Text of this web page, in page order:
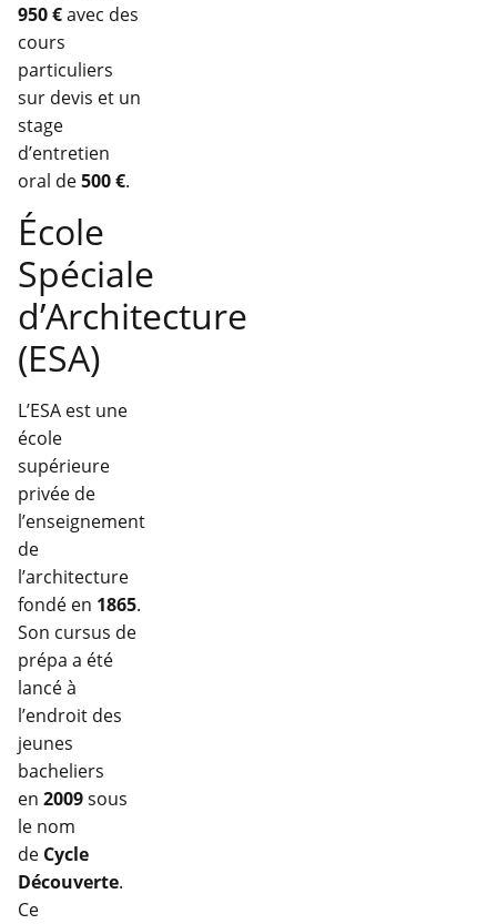
950 €avec des
cours
particuliers
sur devis et un
stage
d’entretien
oral de500 €.
École
Spéciale
d’Architecture
(ESA)
L’ESA est une
école
supérieure
privée de
l’enseignement
de
l’architecture
fondé en 1865.
Son cursus de
prépa a été
lancé à
l’endroit des
jeunes
bacheliers
en 2009sous
le nom
de Cycle
Découverte.
Ce